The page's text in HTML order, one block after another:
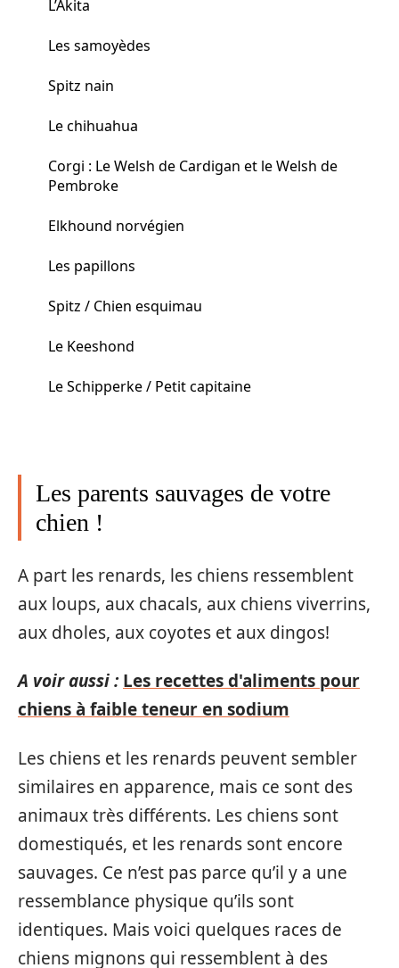
L’Akita
Les samoyèdes
Spitz nain
Le chihuahua
Corgi : Le Welsh de Cardigan et le Welsh de
Pembroke
Elkhound norvégien
Les papillons
Spitz / Chien esquimau
Le Keeshond
Le Schipperke / Petit capitaine
Les parents sauvages de votre
chien !
A part les renards, les chiens ressemblent
aux loups, aux chacals, aux chiens viverrins,
aux dholes, aux coyotes et aux dingos!
A voir aussi : Les recettes d'aliments pour
chiens à faible teneur en sodium
Les chiens et les renards peuvent sembler
similaires en apparence, mais ce sont des
animaux très différents. Les chiens sont
domestiqués, et les renards sont encore
sauvages. Ce n’est pas parce qu’il y a une
ressemblance physique qu’ils sont
identiques. Mais voici quelques races de
chiens mignons qui ressemblent à des